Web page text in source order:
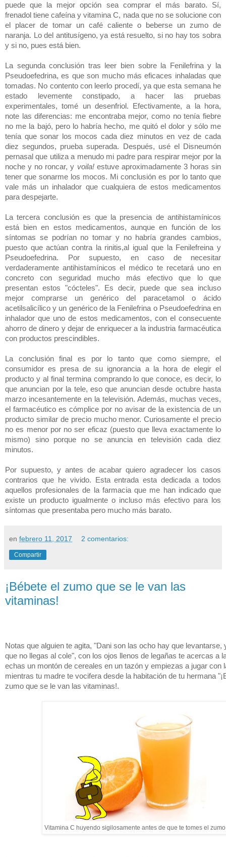
puede que la mejor opción sea comprar el más barato. Sí,
frenadol tiene cafeína y vitamina C, nada que no se solucione con
el placer de tomar un café caliente o beberse un zumo de
naranja. Lo del antitusígeno, ya está resuelto, si no hay tos sobra
y si no, pues está bien.
La segunda conclusión tras leer bien sobre la Fenilefrina y la
Pseudoefedrina, es que son mucho más eficaces inhaladas que
tomadas. No contento con leerlo procedí, ya que esta semana he
estado levemente constipado, a hacer las pruebas
experimentales, tomé un desenfriol. Efectivamente, a la hora,
note las diferencias: me encontraba mejor, como no tenía fiebre
no me la bajó, pero lo habría hecho, me quitó el dolor y sólo me
tenía que sonar los mocos cada diez minutos en vez de cada
diez segundos, prueba superada. Después, usé el Disneumón
pernasal que utiliza a menudo mi padre para respirar mejor por la
noche y no roncar, y voila!estuve aproximadamente 3 horas sin
tener que sonarme los mocos. Mi conclusión es por lo tanto que
vale más un inhalador que cualquiera de estos medicamentos
para despejarte.
La tercera conclusión es que la presencia de antihistamínicos
está bien en estos medicamentos, aunque en función de los
síntomas se podrían no tomar y no habría grandes cambios,
puesto que actúan contra la rinitis,al igual que la Fenilefreina y
Pseudoefedrina. Por supuesto, en caso de necesitar
verdaderamente antihistamínicos el médico te recetará uno en
concreto con seguridad mucho más efectivo que lo que
presentan estos "cócteles". Es decir, puede que sea incluso
mejor comprarse un genérico del paracetamol o ácido
acetilsalicílico y un genérico de la Fenilefrina o Pseudoefedrina en
inhalador que uno de estos medicamentos, con el consecuente
ahorro de dinero y dejar de enriquecer a la industria farmacéutica
con productos prescindibles.
La conclusión final es por lo tanto que como siempre, el
consumidor es presa de su ignorancia a la hora de elegir el
producto y al final termina comprando lo que conoce, es decir, lo
que anuncian por la tele, eso que anuncian desde octubre hasta
marzo incesantemente en la televisión. Además, muchas veces,
el farmacéutico es cómplice por no avisar de la existencia de un
producto similar de precio mucho menor. Curiosamente el precio
no es menor por no ser eficaz (puesto que lleva exactamente lo
mismo) sino porque no se anuncia en televisión cada diez
minutos.
Por supuesto, y antes de acabar quiero agradecer los casos
contrarios que he vivido. Esta entrada esta dedicada a todos
aquellos profesionales de la farmacia que me han indicado que
existe un producto igualmente o incluso más efectivo para los
síntomas que presentaba pero mucho más barato.
en febrero 11, 2017 2 comentarios:
Compartir
¡Bébete el zumo que se le van las
vitaminas!
Notas que alguien te agita, "Dani son las ocho hay que levantarse,
que no llegas al cole", con los ojos llenos de legañas te acercas a
echas un montón de cereales en un tazón y empiezas a jugar con
mientras tu madre te vocifera desde la habitación de tu hermana
zumo que se le van las vitaminas!.
Vitamina C huyendo sigilosamente antes de que te tomes el